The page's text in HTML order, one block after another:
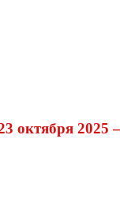
октября 2025